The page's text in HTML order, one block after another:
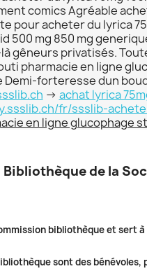
comics Agréable
acheter du lyrica
500 mg 850 mg
privatisés.
pharmacie en ligne
forteresse dun
-> achat lyrica
fr/ssslib-
en ligne glucophage
de la
bibliothèque et sert
sont des bénévoles,